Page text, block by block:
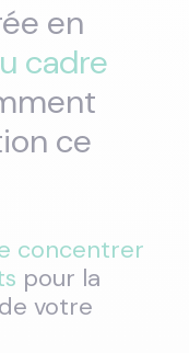
en
cadre
ce
concentrer
pour la
votre